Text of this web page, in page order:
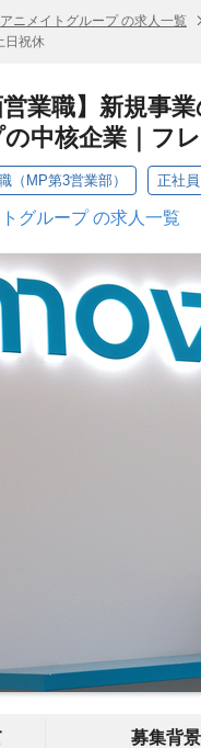
アニメイトグループ の求人一覧
日祝休
営業職】新規事
中核企業｜フ
（MP第3営業部） 正社員
グループ の求人一覧
募集背景